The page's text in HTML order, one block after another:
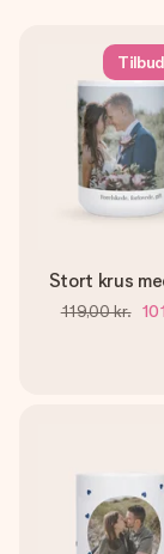
Tilbud
Stort krus
119,00 kr.